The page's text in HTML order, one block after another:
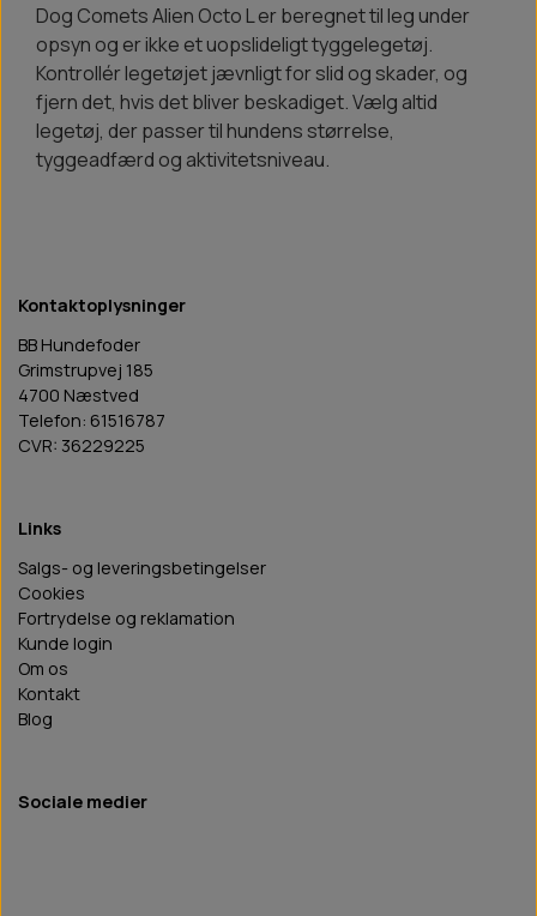
Dog Comets Alien Octo L er beregnet til leg under
opsyn og er ikke et uopslideligt tyggelegetøj.
Kontrollér legetøjet jævnligt for slid og skader, og
fjern det, hvis det bliver beskadiget. Vælg altid
legetøj, der passer til hundens størrelse,
tyggeadfærd og aktivitetsniveau.
Kontaktoplysninger
BB Hundefoder
Grimstrupvej 185
4700 Næstved
Telefon: 61516787
CVR: 36229225
Links
Salgs- og leveringsbetingelser
Cookies
Fortrydelse og reklamation
Kunde login
Om os
Kontakt
Blog
Sociale medier